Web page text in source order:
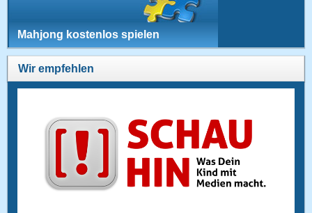
Mahjong kostenlos spielen
Wir empfehlen